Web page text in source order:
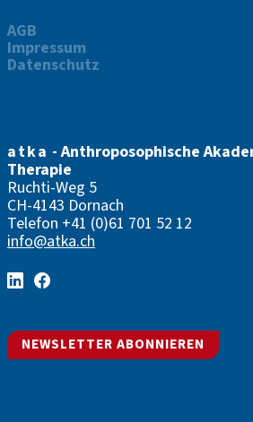
AGB
Impressum
Datenschutz
atka - Anthroposophische
Therapie
Ruchti-Weg 5
CH-4143 Dornach
Telefon +41 (0)61 701 52 12
info@atka.ch
NEWSLETTER ABONNIEREN